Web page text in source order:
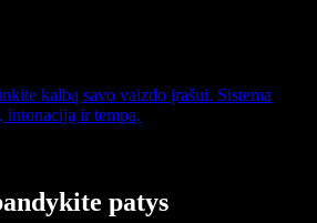
kalbą savo vaizdo įrašui. Sistema
intonaciją ir tempą.
patys